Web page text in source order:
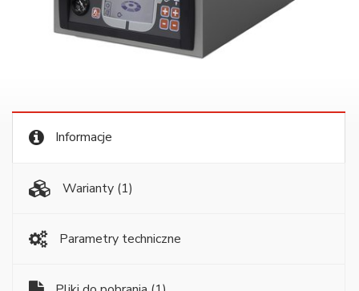
Informacje
Warianty (1)
Parametry techniczne